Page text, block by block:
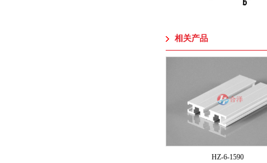
相关产品
HZ-6-1590